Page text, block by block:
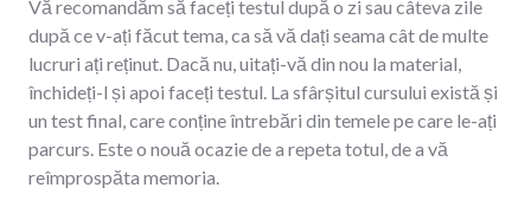
Vă recomandăm să faceți testul după o zi sau câteva zile
după ce v-ați făcut tema, ca să vă dați seama cât de multe
lucruri ați reținut. Dacă nu, uitați-vă din nou la material,
închideți-l și apoi faceți testul. La sfârșitul cursului există și
un test final, care conține întrebări din temele pe care le-ați
parcurs. Este o nouă ocazie de a repeta totul, de a vă
reîmprospăta memoria.